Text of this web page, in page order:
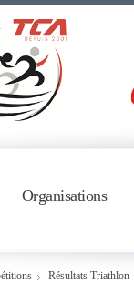
Organisations
Résultats Triathlon